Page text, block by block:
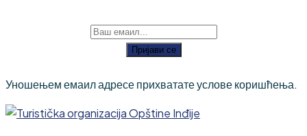
Пријави се
Уношењем емаил адресе прихватате услове коришћења.